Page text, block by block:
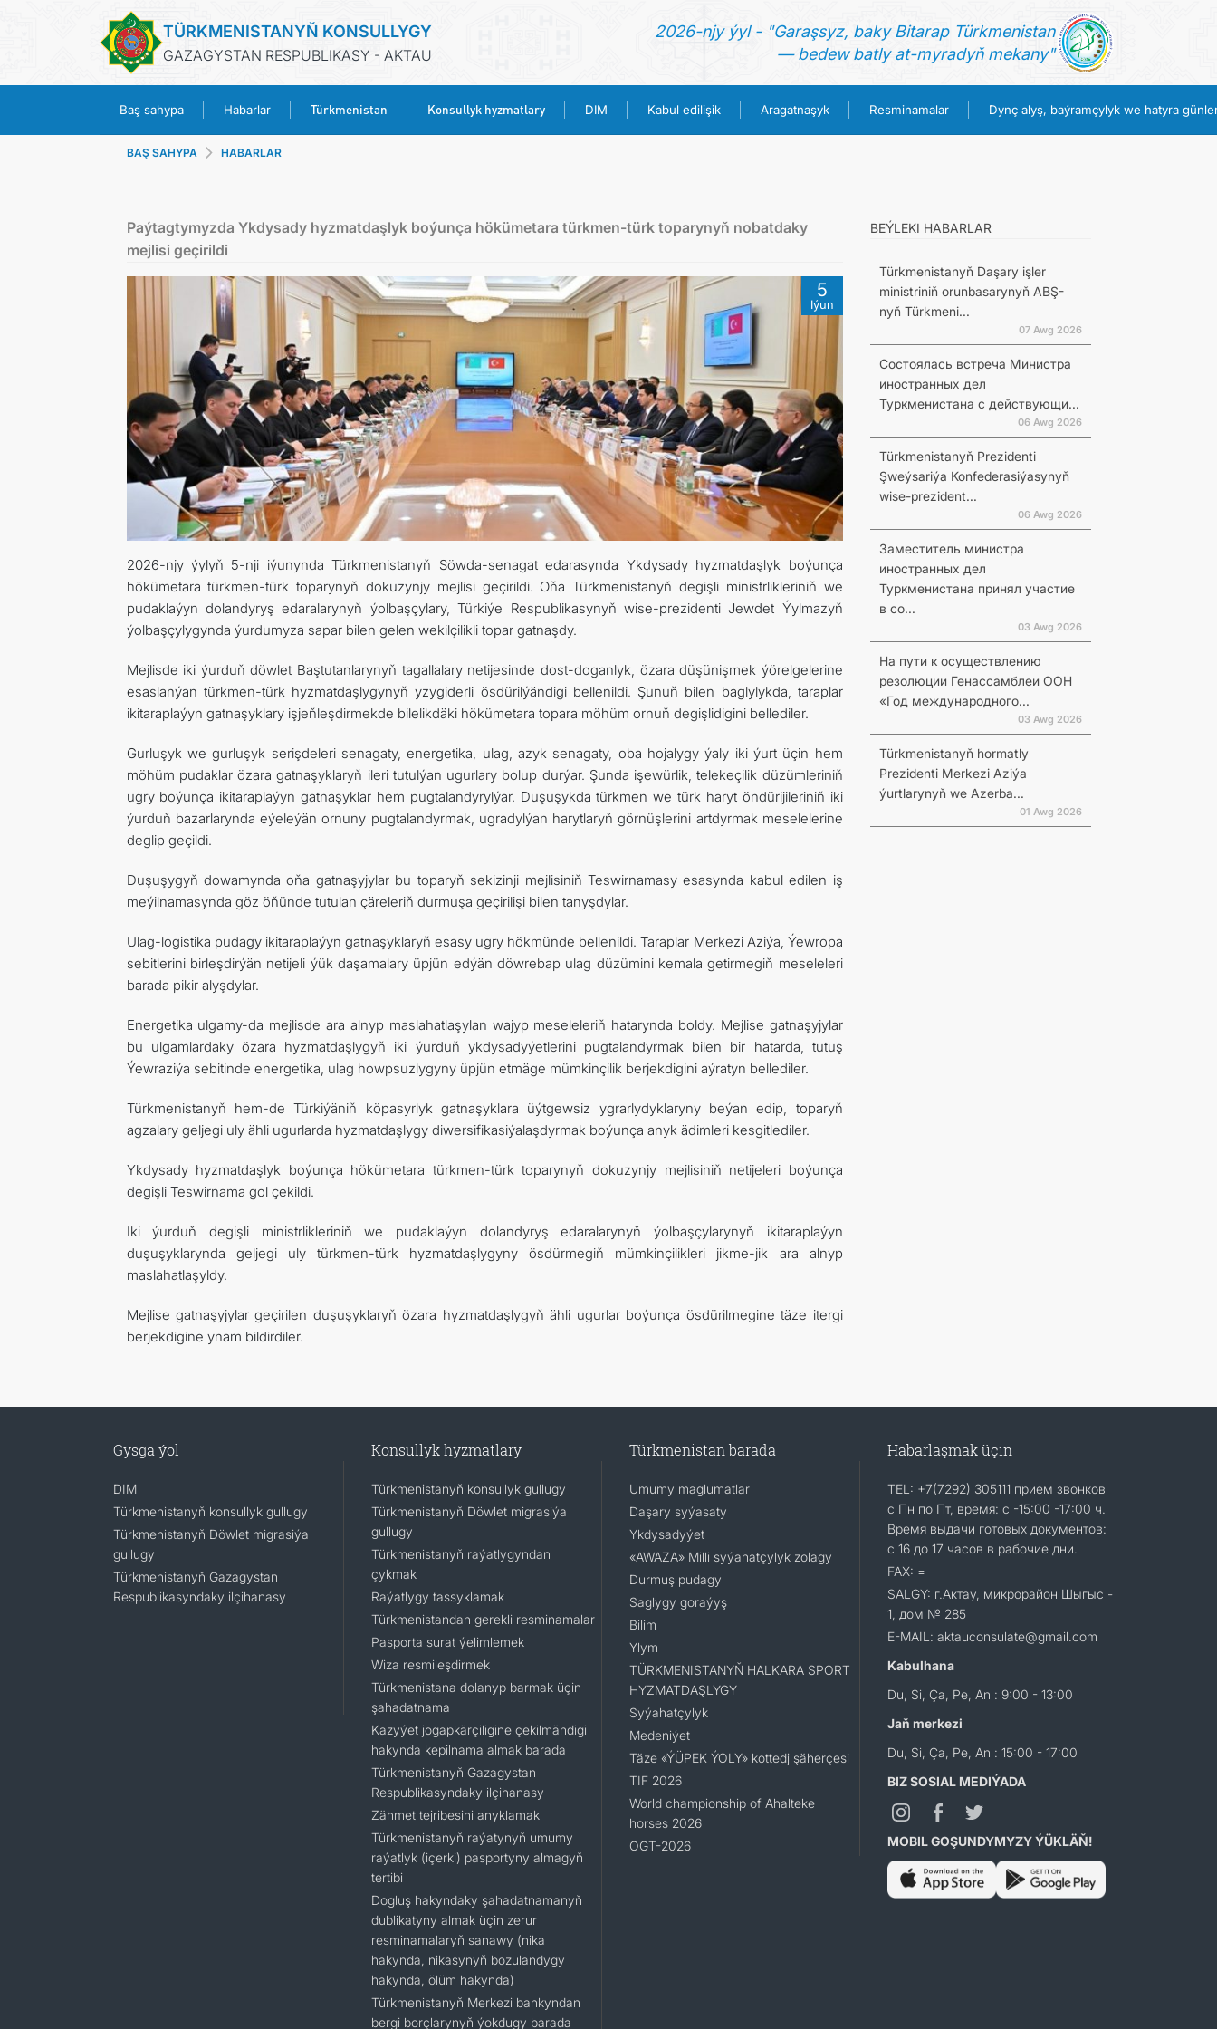
TÜRKMENISTANYŇ KONSULLYGY
GAZAGYSTAN RESPUBLIKASY - AKTAU
2026-njy ýyl - "Garaşsyz, baky Bitarap Türkmenistan
— bedew batly at-myradyň mekany"
Baş sahypa Habarlar Türkmenistan Konsullyk hyzmatlary DIM Kabul edilişik Aragatnaşyk Resminamalar Dynç alyş, baýramçylyk we hatyra
KONSULLYK HYZMATLARY
KABUL EDILIŞIK
ARAGATNAŞYK
RESMINAMALAR
BAŞ SAHYPA HABARLAR
Paýtagtymyzda Ykdysady hyzmatdaşlyk boýunça hökümetara türkmen-türk toparynyň nobatdaky
mejlisi geçirildi
5
Iýun
2026-njy ýylyň 5-nji iýunynda Türkmenistanyň Söwda-senagat edarasynda Ykdysady hyzmatdaşlyk boýunça
hökümetara türkmen-türk toparynyň dokuzynjy mejlisi geçirildi. Oňa Türkmenistanyň degişli ministrlikleriniň we
pudaklaýyn dolandyryş edaralarynyň ýolbaşçylary, Türkiýe Respublikasynyň wise-prezidenti Jewdet Ýylmazyň
ýolbaşçylygynda ýurdumyza sapar bilen gelen wekilçilikli topar gatnaşdy.
Mejlisde iki ýurduň döwlet Baştutanlarynyň tagallalary netijesinde dost-doganlyk, özara düşünişmek ýörelgelerine
esaslanýan türkmen-türk hyzmatdaşlygynyň yzygiderli ösdürilýändigi bellenildi. Şunuň bilen baglylykda, taraplar
ikitaraplaýyn gatnaşyklary işjeňleşdirmekde bilelikdäki hökümetara topara möhüm ornuň degişlidigini bellediler.
Gurluşyk we gurluşyk serişdeleri senagaty, energetika, ulag, azyk senagaty, oba hojalygy ýaly iki ýurt üçin hem
möhüm pudaklar özara gatnaşyklaryň ileri tutulýan ugurlary bolup durýar. Şunda işewürlik, telekeçilik düzümleriniň
ugry boýunça ikitaraplaýyn gatnaşyklar hem pugtalandyrylýar. Duşuşykda türkmen we türk haryt öndürijileriniň iki
ýurduň bazarlarynda eýeleýän ornuny pugtalandyrmak, ugradylýan harytlaryň görnüşlerini artdyrmak meselelerine
deglip geçildi.
Duşuşygyň dowamynda oňa gatnaşyjylar bu toparyň sekizinji mejlisiniň Teswirnamasy esasynda kabul edilen iş
meýilnamasynda göz öňünde tutulan çäreleriň durmuşa geçirilişi bilen tanyşdylar.
Ulag-logistika pudagy ikitaraplaýyn gatnaşyklaryň esasy ugry hökmünde bellenildi. Taraplar Merkezi Aziýa, Ýewropa
sebitlerini birleşdirýän netijeli ýük daşamalary üpjün edýän döwrebap ulag düzümini kemala getirmegiň meseleleri
barada pikir alyşdylar.
Energetika ulgamy-da mejlisde ara alnyp maslahatlaşylan wajyp meseleleriň hatarynda boldy. Mejlise gatnaşyjylar
bu ulgamlardaky özara hyzmatdaşlygyň iki ýurduň ykdysadyýetlerini pugtalandyrmak bilen bir hatarda, tutuş
Ýewraziýa sebitinde energetika, ulag howpsuzlygyny üpjün etmäge mümkinçilik berjekdigini aýratyn bellediler.
Türkmenistanyň hem-de Türkiýäniň köpasyrlyk gatnaşyklara üýtgewsiz ygrarlydyklaryny beýan edip, toparyň
agzalary geljegi uly ähli ugurlarda hyzmatdaşlygy diwersifikasiýalaşdyrmak boýunça anyk ädimleri kesgitlediler.
Ykdysady hyzmatdaşlyk boýunça hökümetara türkmen-türk toparynyň dokuzynjy mejlisiniň netijeleri boýunça
degişli Teswirnama gol çekildi.
Iki ýurduň degişli ministrlikleriniň we pudaklaýyn dolandyryş edaralarynyň ýolbaşçylarynyň ikitaraplaýyn
duşuşyklarynda geljegi uly türkmen-türk hyzmatdaşlygyny ösdürmegiň mümkinçilikleri jikme-jik ara alnyp
maslahatlaşyldy.
Mejlise gatnaşyjylar geçirilen duşuşyklaryň özara hyzmatdaşlygyň ähli ugurlar boýunça ösdürilmegine täze itergi
berjekdigine ynam bildirdiler.
BEÝLEKI HABARLAR
Türkmenistanyň Daşary işler
ministriniň orunbasarynyň ABŞ-
nyň Türkmeni...
07 Awg 2026
Состоялась встреча Министра
иностранных дел
Туркменистана с действующи...
06 Awg 2026
Türkmenistanyň Prezidenti
Şweýsariýa Konfederasiýasynyň
wise-prezident...
06 Awg 2026
Заместитель министра
иностранных дел
Туркменистана принял участие
в со...
03 Awg 2026
На пути к осуществлению
резолюции Генассамблеи ООН
«Год международного...
03 Awg 2026
Türkmenistanyň hormatly
Prezidenti Merkezi Aziýa
ýurtlarynyň we Azerba...
01 Awg 2026
Gysga ýol
DIM
Türkmenistanyň konsullyk gullugy
Türkmenistanyň Döwlet migrasiýa
gullugy
Türkmenistanyň Gazagystan
Respublikasyndaky ilçihanasy
Konsullyk hyzmatlary
Türkmenistanyň konsullyk gullugy
Türkmenistanyň Döwlet migrasiýa
gullugy
Türkmenistanyň raýatlygyndan
çykmak
Raýatlygy tassyklamak
Türkmenistandan gerekli resminamalar
Pasporta surat ýelimlemek
Wiza resmileşdirmek
Türkmenistana dolanyp barmak üçin
şahadatnama
Kazyýet jogapkärçiligine çekilmändigi
hakynda kepilnama almak barada
Türkmenistanyň Gazagystan
Respublikasyndaky ilçihanasy
Zähmet tejribesini anyklamak
Türkmenistanyň raýatynyň umumy
raýatlyk (içerki) pasportyny almagyň
tertibi
Dogluş hakyndaky şahadatnamanyň
dublikatyny almak üçin zerur
resminamalaryň sanawy (nika
hakynda, nikasynyň bozulandygy
hakynda, ölüm hakynda)
Türkmenistanyň Merkezi bankyndan
bergi borçlarynyň ýokdugy barada
Türkmenistan barada
Umumy maglumatlar
Daşary syýasaty
Ykdysadyýet
«AWAZA» Milli syýahatçylyk zolagy
Durmuş pudagy
Saglygy goraýyş
Bilim
Ylym
TÜRKMENISTANYŇ HALKARA SPORT
HYZMATDAŞLYGY
Syýahatçylyk
Medeniýet
Täze «ÝÜPEK ÝOLY» kottedj şäherçesi
TIF 2026
World championship of Ahalteke
horses 2026
OGT-2026
Habarlaşmak üçin
TEL: +7(7292) 305111 прием звонков
с Пн по Пт, время: с -15:00 -17:00 ч.
Время выдачи готовых документов:
с 16 до 17 часов в рабочие дни.
FAX: =
SALGY: г.Актау, микрорайон Шыгыс -
1, дом № 285
E-MAIL: aktauconsulate@gmail.com
Kabulhana
Du, Si, Ça, Pe, An : 9:00 - 13:00
Jaň merkezi
Du, Si, Ça, Pe, An : 15:00 - 17:00
BIZ SOSIAL MEDIÝADA
MOBIL GOŞUNDYMYZY ÝÜKLÄŇ!